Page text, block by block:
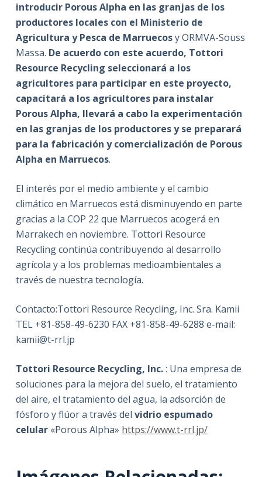
introducir Porous Alpha en las granjas de los
productores locales con el Ministerio de
Agricultura y Pesca de Marruecosy ORMVA-Souss
Massa. De acuerdo con este acuerdo, Tottori
Resource Recycling seleccionará a los
agricultores para participar en este proyecto,
capacitará a los agricultores para instalar
Porous Alpha, llevará a cabo la experimentación
en las granjas de los productores y se preparará
para la fabricación y comercialización de Porous
Alpha en Marruecos.
El interés por el medio ambiente y el cambio
climático en Marruecos está disminuyendo en parte
gracias a la COP 22 que Marruecos acogerá en
Marrakech en noviembre. Tottori Resource
Recycling continúa contribuyendo al desarrollo
agrícola y a los problemas medioambientales a
través de nuestra tecnología.
Contacto:Tottori Resource Recycling, Inc. Sra. Kamii
TEL +81-858-49-6230 FAX +81-858-49-6288 e-mail:
kamii@t-rrl.jp
Tottori Resource Recycling, Inc.: Una empresa de
soluciones para la mejora del suelo, el tratamiento
del aire, el tratamiento del agua, la adsorción de
fósforo y flúor a través del vidrio espumado
celular«Porous Alpha» https://www.t-rrl.jp/